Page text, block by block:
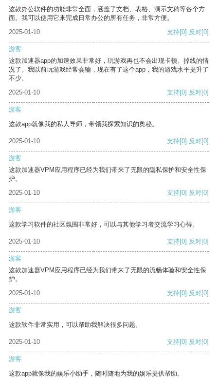
这款办公软件的功能非常全面，涵盖了文档、表格、演示文稿等各个方
面。我可以使用它来完成日常办公的所有任务，非常方便。
2025-01-10
支持[0] 反对[0]
游客
这款加速器app的加速效果非常好，玩游戏再也不会出现卡顿、掉线的情
况了。我以前玩游戏经常会输，现在有了这个app，我的游戏水平提升了
不少。
2025-01-10
支持[0] 反对[0]
游客
这款app就像我的私人导师，带领我探索知识的奥秘。
2025-01-10 支持[0] 反对[0]
游客
这款加速器VPM应用程序已经为我们带来了无限的隐私保护和安全性保
护。
2025-01-10
支持[0] 反对[0]
游客
这款学习软件的社区氛围非常好，可以与其他学习者交流学习心得。
2025-01-10 支持[0] 反对[0]
游客
这款加速器VPM应用程序已经为我们带来了无限的流畅体验和安全性保
护。
2025-01-10
支持[0] 反对[0]
游客
这款软件非常实用，可以帮助我解决很多问题。
2025-01-10 支持[0] 反对[0]
游客
这款app就像我的娱乐小助手，随时随地为我的娱乐提供帮助。